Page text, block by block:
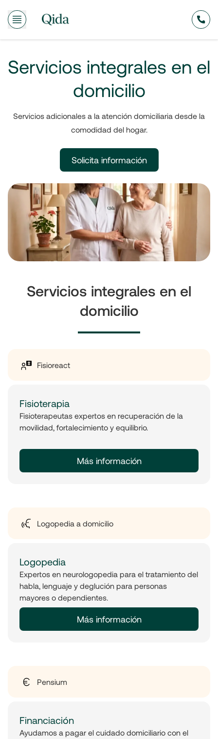
Servicios integrales en el
domicilio
Servicios adicionales a la atención domiciliaria desde la
comodidad del hogar.
Solicita información
Servicios integrales en el
domicilio
Fisioreact
Fisioterapia
Fisioterapeutas expertos en recuperación de la
movilidad, fortalecimiento y equilibrio.
Más información
Logopedia a domicilio
Logopedia
Expertos en neurologopedia para el tratamiento del
habla, lenguaje y deglución para personas
mayores o dependientes.
Más información
Pensium
Financiación
Ayudamos a pagar el cuidado domiciliario con el